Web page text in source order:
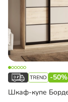
-50%
Шкаф-купе